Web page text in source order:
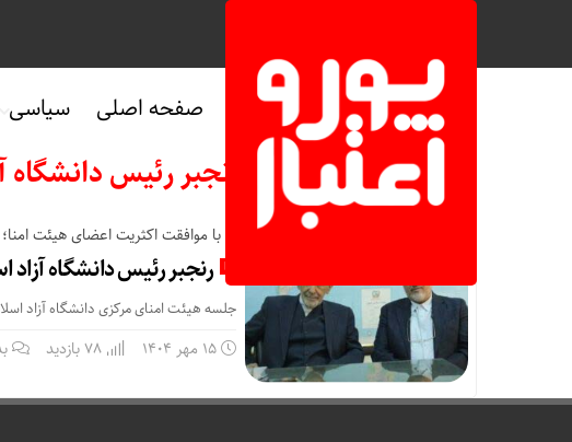
صفحه اصلی سیاسی
بایگانی‌های رنجبر رئیس
با موافقت اکثریت اعضای هیئت امنا؛
رنجبر رئیس دانشگاه
جلسه هیئت امنای مرکزی دانشگاه آزاد
15 مهر 1404